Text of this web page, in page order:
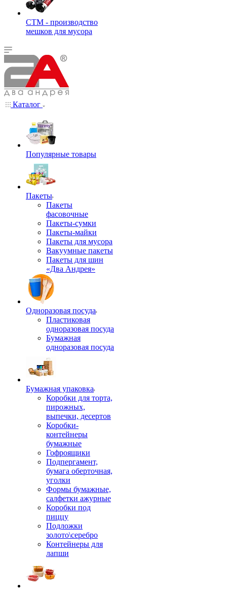
СТМ - производство
мешков для мусора
Каталог
Популярные товары
Пакеты
Пакеты
фасовочные
Пакеты-сумки
Пакеты-майки
Пакеты для мусора
Вакуумные пакеты
Пакеты для шин
«Два Андрея»
Одноразовая посуда
Пластиковая
одноразовая посуда
Бумажная
одноразовая посуда
Бумажная упаковка
Коробки для торта,
пирожных,
выпечки, десертов
Коробки-
контейнеры
бумажные
Гофроящики
Подпергамент,
бумага оберточная,
уголки
Формы бумажные,
салфетки ажурные
Коробки под
пиццу
Подложки
золото\серебро
Контейнеры для
лапши